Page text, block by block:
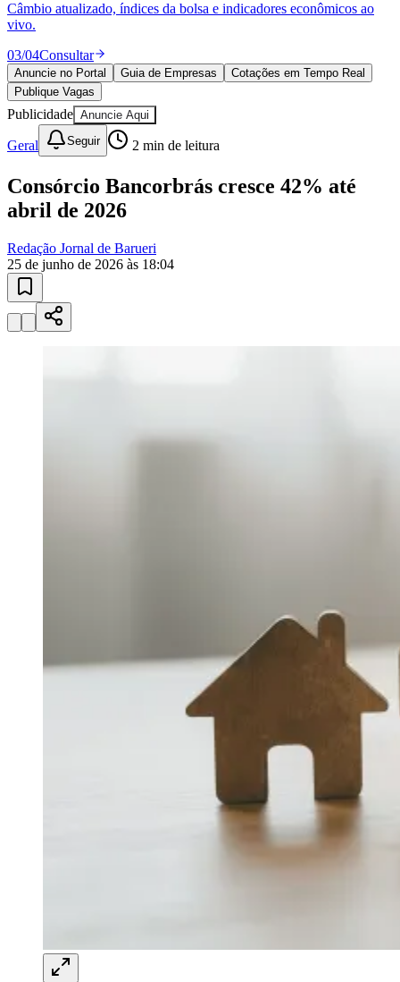
Câmbio atualizado, índices da bolsa e indicadores econômicos ao
vivo.
03/04Consultar
Anuncie no Portal Guia de Empresas
Cotações em Tempo Real
Publique Vagas
Publicidade Anuncie Aqui
Geral Seguir 2 min de leitura
Consórcio Bancorbrás cresce 42% até
abril de 2026
Redação Jornal de Barueri
25 de junho de 2026 às 18:04